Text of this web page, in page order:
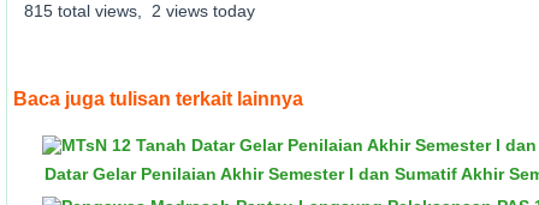
815 total views, 2 views today
Baca juga tulisan terkait lainnya
Datar Gelar Penilaian Akhir Semester I dan Sumatif Akhir